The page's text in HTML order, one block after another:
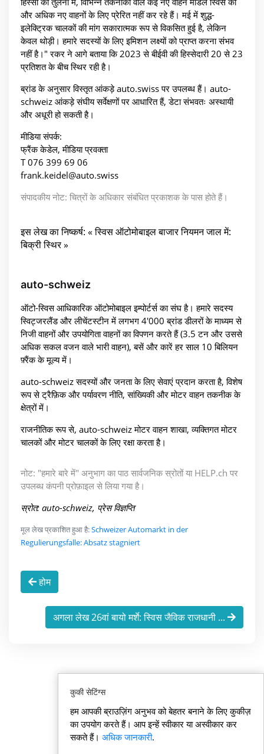
और अधिक नए वाहनों के लिए प्रेरित नहीं कर रहे हैं। मई में शुद्ध-
इलेक्ट्रिक चालकों की मांग सकारात्मक रूप से विकसित हुई है, लेकिन
केवल थोड़ी। हमारे सदस्यों के लिए इमिशन लक्ष्यों को प्राप्त करना संभव
नहीं है।" रकर ने आगे बताया कि 2023 से बीईवी की हिस्सेदारी 20 से 23
प्रतिशत के बीच स्थिर रही है।
ब्रांड के अनुसार विस्तृत आंकड़े auto.swiss पर उपलब्ध हैं। auto-
schweiz आंकड़े संघीय सर्वेक्षणों पर आधारित हैं, डेटा संभवतः अस्थायी
और अधूरी हो सकती है।
मीडिया संपर्क:
फ्रैंक केडेल, मीडिया प्रवक्ता
T 076 399 69 06
frank.keidel@auto.swiss
संपादकीय नोट: चित्रों के अधिकार संबंधित प्रकाशक के पास होते हैं।
इस लेख का निष्कर्ष: « स्विस ऑटोमोबाइल बाजार नियमन जाल में:
बिक्री स्थिर »
auto-schweiz
ऑटो-स्विस आधिकारिक ऑटोमोबाइल इम्पोर्टर्स का संघ है। हमारे सदस्य
स्विट्जरलैंड और लीचेंटस्टीन में लगभग 4'000 ब्रांड डीलरों के माध्यम से
निजी वाहनों और उपयोगिता वाहनों का विपणन करते हैं (3.5 टन और उससे
अधिक सकल वजन वाले भारी वाहन), बसें और कारें हर साल 10 बिलियन
फ़्रैंक के मूल्य में।
auto-schweiz सदस्यों और जनता के लिए सेवाएं प्रदान करता है, विशेष
रूप से ट्रैफ़िक और पर्यावरण नीति, सांख्यिकी और मोटर वाहन तकनीक के
क्षेत्रों में।
राजनीतिक रूप से, auto-schweiz मोटर वाहन शाखा, व्यक्तिगत मोटर
चालकों और मोटर चालकों के लिए रक्षा करता है।
नोट: "हमारे बारे में" अनुभाग का पाठ सार्वजनिक स्रोतों या HELP.ch पर
उपलब्ध कंपनी प्रोफ़ाइल से लिया गया है।
स्रोत: auto-schweiz, प्रेस विज्ञप्ति
मूल लेख प्रकाशित हुआ है:Schweizer Automarkt in der
Regulierungsfalle: Absatz stagniert
होम
अगला लेख 26वां बायो मर्शे: स्विस जैविक राजधानी ...
कुकी सेटिंग्स
हम आपकी ब्राउज़िंग अनुभव को बेहतर बनाने के लिए कुकीज़
का उपयोग करते हैं। आप इन्हें स्वीकार या अस्वीकार कर
सकते हैं। अधिक जानकारी.